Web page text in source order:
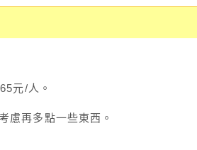
元/人。
慮再多點一些東西。